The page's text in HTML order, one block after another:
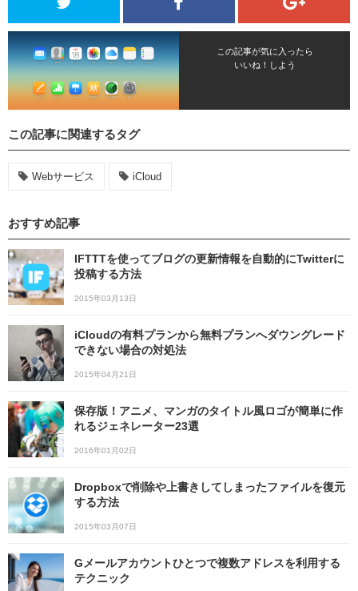
この記事が気に入ったら
いいね！しよう
この記事に関連するタグ
Webサービス iCloud
おすすめ記事
IFTTTを使ってブログの更新情報を自動的にTwitterに
投稿する方法
2015年03月13日
iCloudの有料プランから無料プランへダウングレード
できない場合の対処法
2015年04月21日
保存版！アニメ、マンガのタイトル風ロゴが簡単に作
れるジェネレーター23選
2016年01月02日
Dropboxで削除や上書きしてしまったファイルを復元
する方法
2015年03月07日
Gメールアカウントひとつで複数アドレスを利用する
テクニック